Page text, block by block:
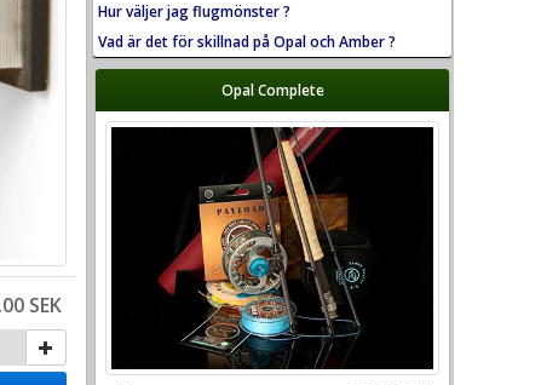
SEK
Hur väljer jag flugmönster ?
Vad är det för skillnad på Opal och Amber ?
Opal Complete